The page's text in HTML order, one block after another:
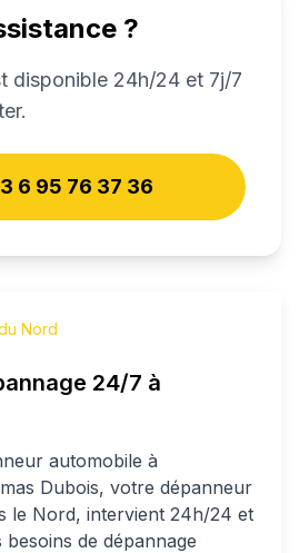
?
disponible 24h/24 et 7j/7
6 95 76 37 36
Nord
24/7 à
automobile à
Dubois, votre dépanneur
le Nord, intervient 24h/24 et
de dépannage